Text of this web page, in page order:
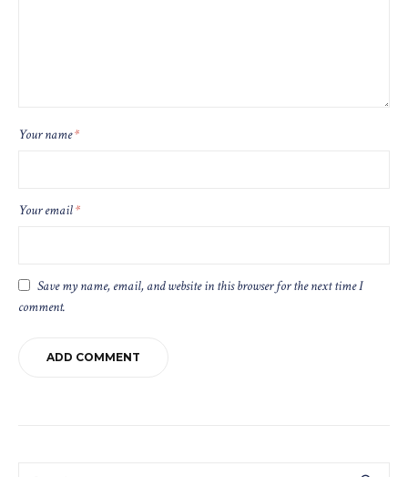
Your name*
Your email*
Save my name, email, and website in this browser for the next time I
comment.